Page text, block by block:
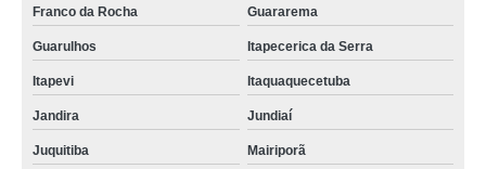
Franco da Rocha Guararema
Guarulhos Itapecerica da Serra
Itapevi Itaquaquecetuba
Jandira Jundiaí
Juquitiba Mairiporã